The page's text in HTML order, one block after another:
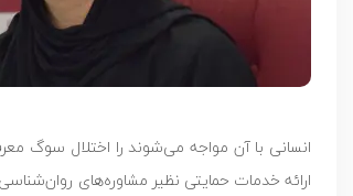
ارائه خدمات حمایتی نظیر مشاوره‌های